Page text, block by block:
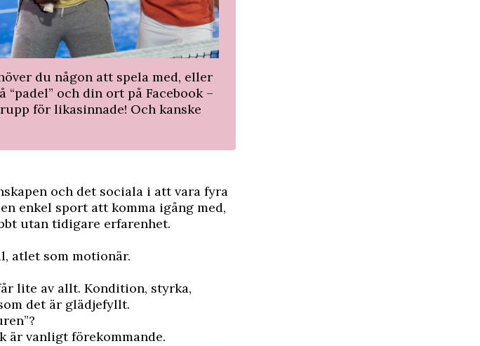
du någon att spela med, eller
och din ort på Facebook –
för likasinnade! Och kanske
och det sociala i att vara fyra
enkel sport att komma igång med,
utan tidigare erfarenhet.
atlet som motionär.
lite av allt. Kondition, styrka,
det är glädjefyllt.
är vanligt förekommande.